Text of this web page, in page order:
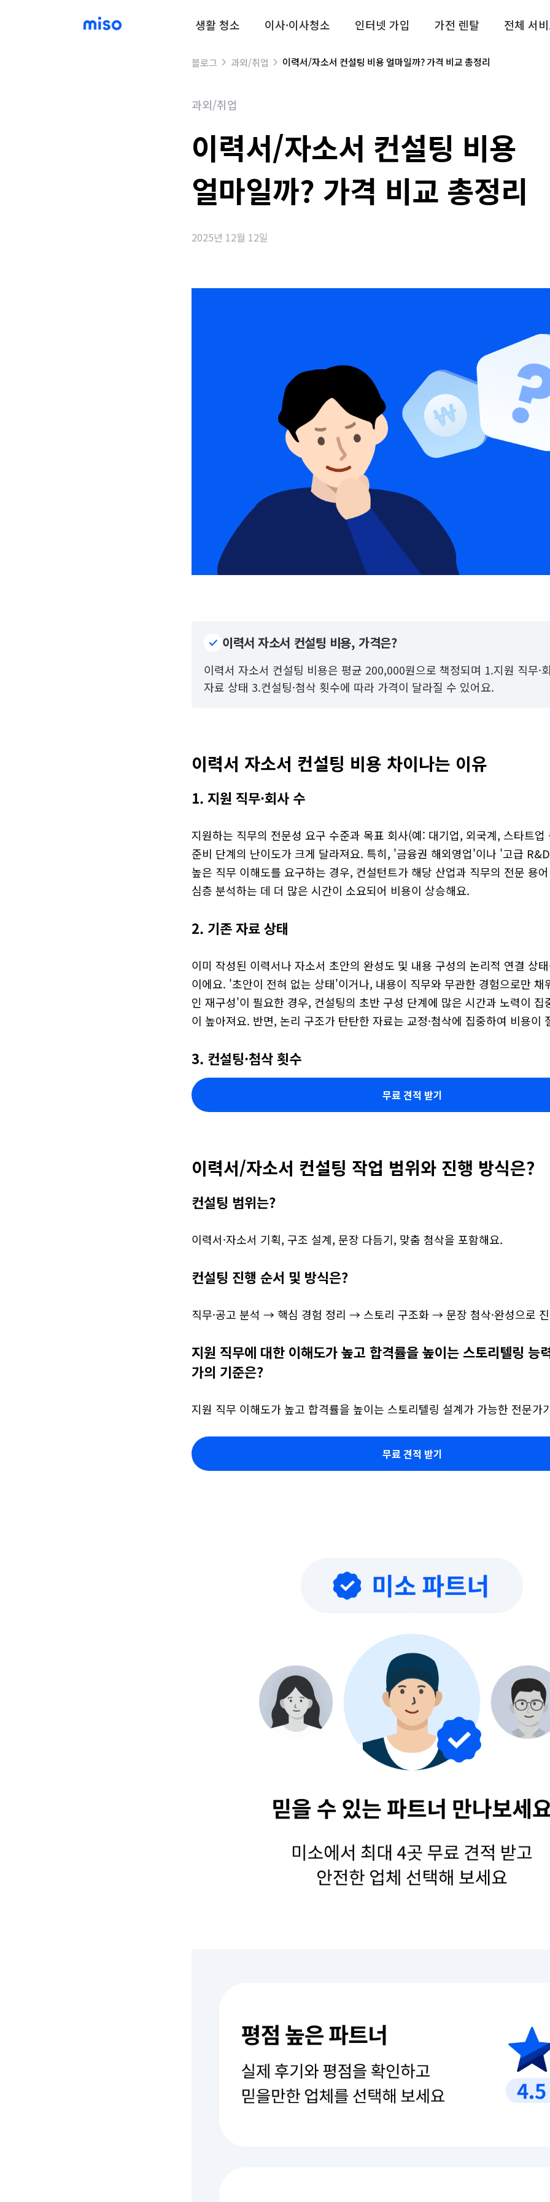
생활 청소 이사·이사청소 인터넷 가입 가전 렌탈 전체 서
블로그 과외/취업 이력서/자소서 컨설팅 비용 얼마일까? 가격 비교 총정리
과외/취업
이력서/자소서 컨설팅 비용
얼마일까? 가격 비교 총정리
2025년 12월 12일
이력서 자소서 컨설팅 비용, 가격은?
이력서 자소서 컨설팅 비용은 평균 200,000원으로 책정되며 1.지원 직무·
자료 상태 3.컨설팅·첨삭 횟수에 따라 가격이 달라질 수 있어요.
이력서 자소서 컨설팅 비용 차이나는 이유
1. 지원 직무·회사 수
지원하는 직무의 전문성 요구 수준과 목표 회사(예: 대기업, 외국계, 스타트업
준비 단계의 난이도가 크게 달라져요. 특히, '금융권 해외영업'이나 '고급
높은 직무 이해도를 요구하는 경우, 컨설턴트가 해당 산업과 직무의 전문 용
심층 분석하는 데 더 많은 시간이 소요되어 비용이 상승해요.
2. 기존 자료 상태
이미 작성된 이력서나 자소서 초안의 완성도 및 내용 구성의 논리적 연결 상
이에요. '초안이 전혀 없는 상태'이거나, 내용이 직무와 무관한 경험으로만 채
인 재구성'이 필요한 경우, 컨설팅의 초반 구성 단계에 많은 시간과 노력이 집
이 높아져요. 반면, 논리 구조가 탄탄한 자료는 교정·첨삭에 집중하여 비용이
3. 컨설팅·첨삭 횟수
무료 견적 받기
이력서/자소서 컨설팅 작업 범위와 진행 방식은?
컨설팅 범위는?
이력서·자소서 기획, 구조 설계, 문장 다듬기, 맞춤 첨삭을 포함해요.
컨설팅 진행 순서 및 방식은?
직무·공고 분석 → 핵심 경험 정리 → 스토리 구조화 → 문장 첨삭·완성으로
지원 직무에 대한 이해도가 높고 합격률을 높이는 스토리텔링 능
가의 기준은?
지원 직무 이해도가 높고 합격률을 높이는 스토리텔링 설계가 가능한 전문가
무료 견적 받기